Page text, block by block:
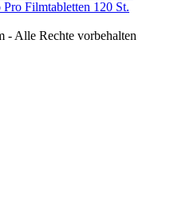
- Alle Rechte vorbehalten